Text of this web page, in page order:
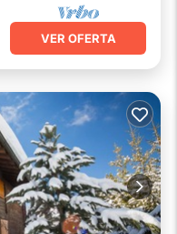
VER OFERTA